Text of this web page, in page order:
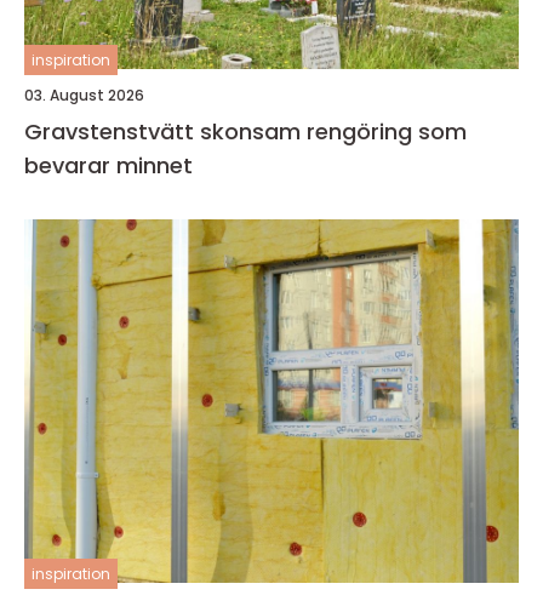
inspiration
03. August 2026
Gravstenstvätt skonsam rengöring som
bevarar minnet
inspiration